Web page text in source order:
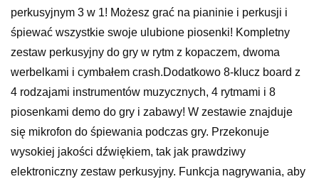
perkusyjnym 3 w 1! Możesz grać na pianinie i perkusji i
śpiewać wszystkie swoje ulubione piosenki! Kompletny
zestaw perkusyjny do gry w rytm z kopaczem, dwoma
werbelkami i cymbałem crash.Dodatkowo 8-klucz board z
4 rodzajami instrumentów muzycznych, 4 rytmami i 8
piosenkami demo do gry i zabawy! W zestawie znajduje
się mikrofon do śpiewania podczas gry. Przekonuje
wysokiej jakości dźwiękiem, tak jak prawdziwy
elektroniczny zestaw perkusyjny. Funkcja nagrywania, aby